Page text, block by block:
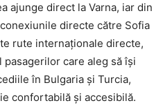
ajunge direct la Varna, iar din
directe către Sofia
rute internaționale directe,
care aleg să își
în Bulgaria și Turcia,
confortabilă și accesibilă.